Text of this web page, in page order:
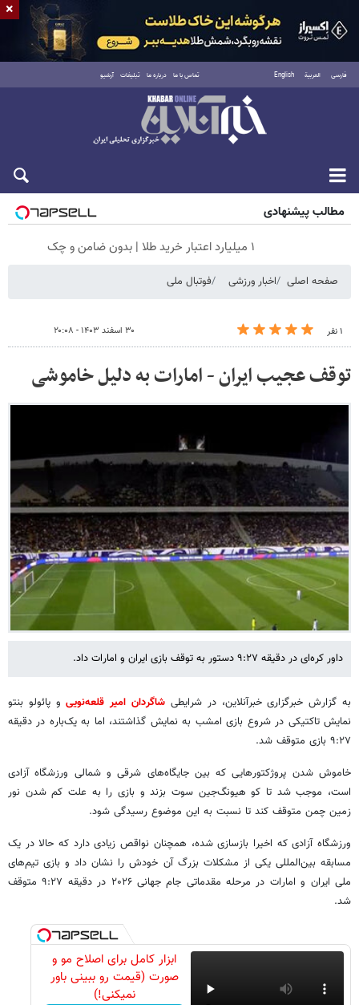
فارسی العربية English تماس با ما درباره ما تبلیغات آرشیو
شنبه ۱۷ مرداد ۱۴۰۵
مطالب پیشنهادی
۱ میلیارد اعتبار خرید طلا | بدون ضامن و چک
صفحه اصلی اخبار ورزشی فوتبال ملی
۱ نفر ۳۰ اسفند ۱۴۰۳ - ۲۰:۰۸
توقف عجیب ایران - امارات به دلیل خاموشی
داور کره‌ای در دقیقه ۹:۲۷ دستور به توقف بازی ایران و امارات داد.
به گزارش خبرگزاری خبرآنلاین، در شرایطی شاگردان امیر قلعه‌نوییو پائولو بنتو
نمایش تاکتیکی در شروع بازی امشب به نمایش گذاشتند، اما به یک‌باره در دقیقه
۹:۲۷ بازی متوقف شد.
خاموش شدن پروژکتورهایی که بین جایگاه‌های شرقی و شمالی ورزشگاه آزادی
است، موجب شد تا کو هیونگ‌جین سوت بزند و بازی را به علت کم شدن نور
زمین چمن متوقف کند تا نسبت به این موضوع رسیدگی شود.
ورزشگاه آزادی که اخیرا بازسازی شده، همچنان نواقص زیادی دارد که حالا در یک
مسابقه بین‌المللی یکی از مشکلات بزرگ آن خودش را نشان داد و بازی تیم‌های
ملی ایران و امارات در مرحله مقدماتی جام جهانی ۲۰۲۶ در دقیقه ۹:۲۷ متوقف
شد.
ابزار کامل برای اصلاح مو و
صورت (قیمت رو ببینی باور
نمیکنی!)
×